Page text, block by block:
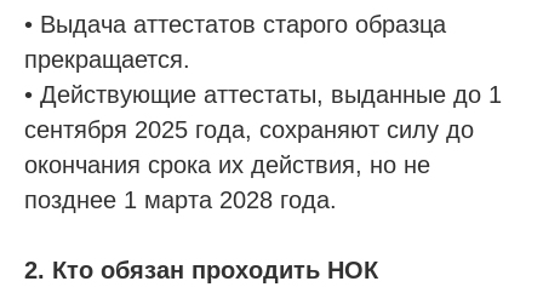
• Выдача аттестатов старого образца
прекращается.
• Действующие аттестаты, выданные до 1
сентября 2025 года, сохраняют силу до
окончания срока их действия, но не
позднее 1 марта 2028 года.
2. Кто обязан проходить НОК